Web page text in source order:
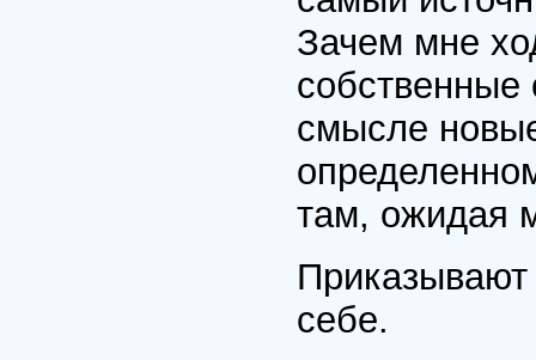
Зачем мне
собственные
смысле
там, ожидая
Приказывают
себе.